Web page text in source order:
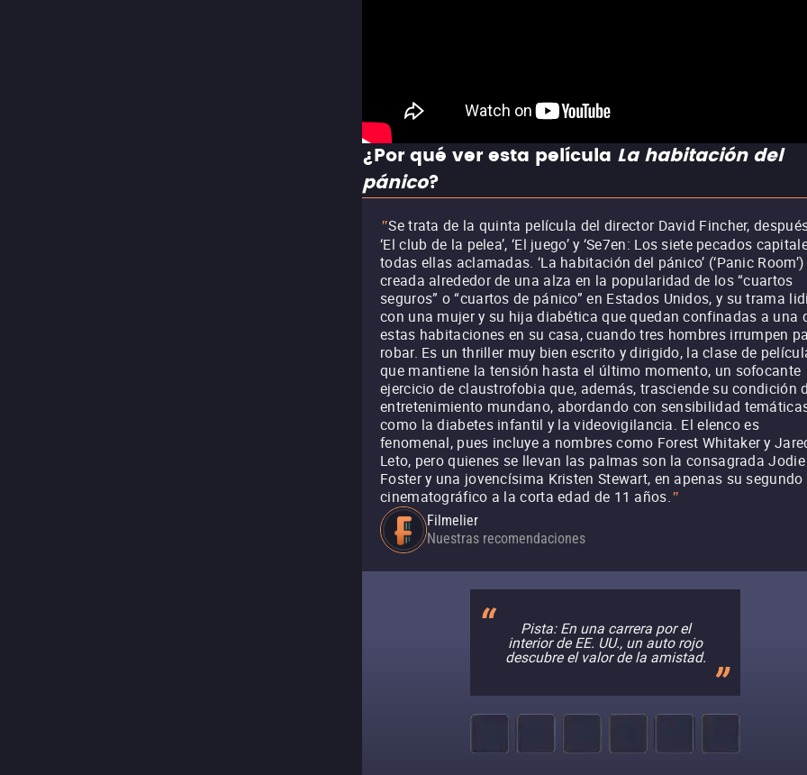
¿Por qué ver esta película La habitación del
pánico?
"Se trata de la quinta película del director David Fincher,
‘El club de la pelea’, ‘El juego’ y ‘Se7en: Los siete pecados
todas ellas aclamadas. ‘La habitación del pánico’ (‘Panic
creada alrededor de una alza en la popularidad de los “cuartos
seguros” o “cuartos de pánico” en Estados Unidos, y su trama
con una mujer y su hija diabética que quedan confinadas a una
estas habitaciones en su casa, cuando tres hombres irrumpen
robar. Es un thriller muy bien escrito y dirigido, la clase de
que mantiene la tensión hasta el último momento, un sofocante
ejercicio de claustrofobia que, además, trasciende su condición
entretenimiento mundano, abordando con sensibilidad
como la diabetes infantil y la videovigilancia. El elenco es
fenomenal, pues incluye a nombres como Forest Whitaker y
Leto, pero quienes se llevan las palmas son la consagrada Jodie
Foster y una jovencísima Kristen Stewart, en apenas su segundo
cinematográfico a la corta edad de 11 años."
Filmelier
Nuestras recomendaciones
Pista: En una carrera por el
interior de EE. UU., un auto rojo
descubre el valor de la amistad.